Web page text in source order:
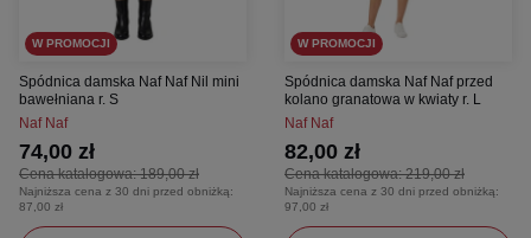
W PROMOCJI
Spódnica damska Naf Naf Nil mini
bawełniana r. S
Naf Naf
Cena katalogowa:189,00 zł
74,00 zł
Najniższa cena z 30 dni przed obniżką:
87,00 zł
W PROMOCJI
Spódnica damska Naf Naf przed
kolano granatowa w kwiaty r. L
Naf Naf
Cena katalogowa:219,00 zł
82,00 zł
Najniższa cena z 30 dni przed obniżką:
97,00 zł